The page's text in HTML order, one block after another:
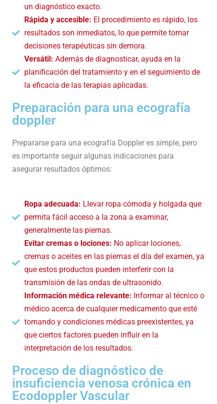
un diagnóstico exacto.
Rápida y accesible: El procedimiento es rápido, los
resultados son inmediatos, lo que permite tomar
decisiones terapéuticas sin demora.
Versátil: Además de diagnosticar, ayuda en la
planificación del tratamiento y en el seguimiento de
la eficacia de las terapias aplicadas.
Preparación para una ecografía
doppler
Prepararse para una ecografía Doppler es simple, pero
es importante seguir algunas indicaciones para
asegurar resultados óptimos:
Ropa adecuada: Llevar ropa cómoda y holgada que
permita fácil acceso a la zona a examinar,
generalmente las piernas.
Evitar cremas o lociones: No aplicar lociones,
cremas o aceites en las piernas el día del examen, ya
que estos productos pueden interferir con la
transmisión de las ondas de ultrasonido.
Información médica relevante: Informar al técnico o
médico acerca de cualquier medicamento que esté
tomando y condiciones médicas preexistentes, ya
que ciertos factores pueden influir en la
interpretación de los resultados.
Proceso de diagnóstico de
insuficiencia venosa crónica en
Ecodoppler Vascular